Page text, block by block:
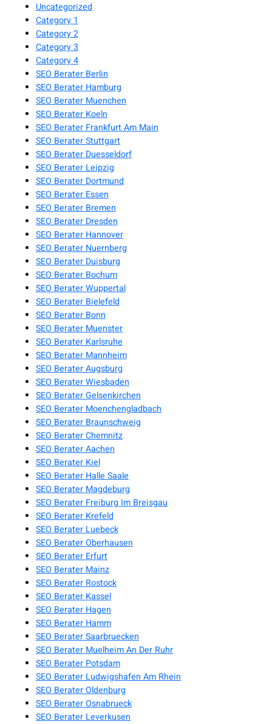
Uncategorized
Category 1
Category 2
Category 3
Category 4
SEO Berater Berlin
SEO Berater Hamburg
SEO Berater Muenchen
SEO Berater Koeln
SEO Berater Frankfurt Am Main
SEO Berater Stuttgart
SEO Berater Duesseldorf
SEO Berater Leipzig
SEO Berater Dortmund
SEO Berater Essen
SEO Berater Bremen
SEO Berater Dresden
SEO Berater Hannover
SEO Berater Nuernberg
SEO Berater Duisburg
SEO Berater Bochum
SEO Berater Wuppertal
SEO Berater Bielefeld
SEO Berater Bonn
SEO Berater Muenster
SEO Berater Karlsruhe
SEO Berater Mannheim
SEO Berater Augsburg
SEO Berater Wiesbaden
SEO Berater Gelsenkirchen
SEO Berater Moenchengladbach
SEO Berater Braunschweig
SEO Berater Chemnitz
SEO Berater Aachen
SEO Berater Kiel
SEO Berater Halle Saale
SEO Berater Magdeburg
SEO Berater Freiburg Im Breisgau
SEO Berater Krefeld
SEO Berater Luebeck
SEO Berater Oberhausen
SEO Berater Erfurt
SEO Berater Mainz
SEO Berater Rostock
SEO Berater Kassel
SEO Berater Hagen
SEO Berater Hamm
SEO Berater Saarbruecken
SEO Berater Muelheim An Der Ruhr
SEO Berater Potsdam
SEO Berater Ludwigshafen Am Rhein
SEO Berater Oldenburg
SEO Berater Osnabrueck
SEO Berater Leverkusen